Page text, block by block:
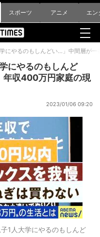
スポーツ アニメ エン
学にやるのもしんどい…」中間層が
にやるのもしんど
年収400万円家庭の現
2023/01/06 09:20
1人大学にやるのもしんど